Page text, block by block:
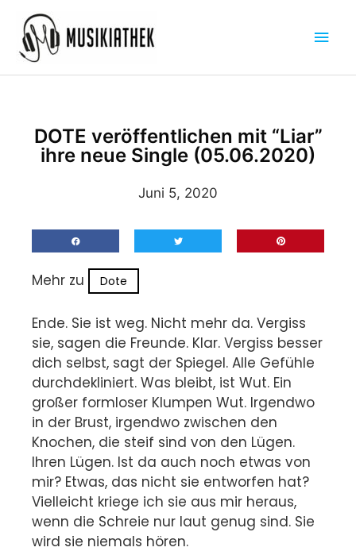
Inhalt
springen
DOTE veröffentlichen mit “Liar”
ihre neue Single (05.06.2020)
Juni 5, 2020
Mehr zu Dote
Ende. Sie ist weg. Nicht mehr da. Vergiss
sie, sagen die Freunde. Klar. Vergiss besser
dich selbst, sagt der Spiegel. Alle Gefühle
durchdekliniert. Was bleibt, ist Wut. Ein
großer formloser Klumpen Wut. Irgendwo
in der Brust, irgendwo zwischen den
Knochen, die steif sind von den Lügen.
Ihren Lügen. Ist da auch noch etwas von
mir? Etwas, das nicht sie entworfen hat?
Vielleicht kriege ich sie aus mir heraus,
wenn die Schreie nur laut genug sind. Sie
wird sie niemals hören.